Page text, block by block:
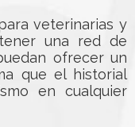
veterinarias y
una red de
ofrecer un
que el historial
en cualquier